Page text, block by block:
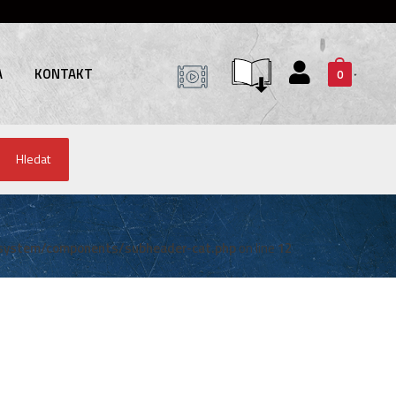
KONTAKT 0
Hledat
components/subheader-cat.phpon line12